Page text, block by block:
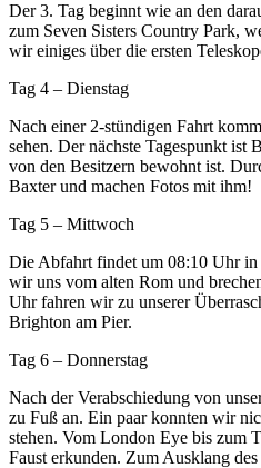
Der 3. Tag beginnt wie an den
zum Seven Sisters Country Park,
wir einiges über die ersten
Tag 4 – Dienstag
Nach einer 2-stündigen Fahrt
sehen. Der nächste Tagespunkt ist
von den Besitzern bewohnt ist.
Baxter und machen Fotos mit ihm!
Tag 5 – Mittwoch
Die Abfahrt findet um 08:10 Uhr in
wir uns vom alten Rom und
Uhr fahren wir zu unserer
Brighton am Pier.
Tag 6 – Donnerstag
Nach der Verabschiedung von
zu Fuß an. Ein paar konnten wir
stehen. Vom London Eye bis zum
Faust erkunden. Zum Ausklang